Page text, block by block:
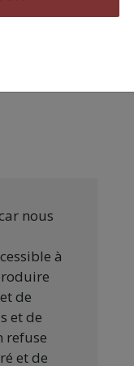
nous
à
de
et de
refuse
et de